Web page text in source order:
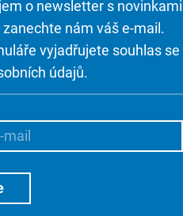
o newsletter s novinkami
nám váš e-mail.
vyjadřujete souhlas se
údajů.